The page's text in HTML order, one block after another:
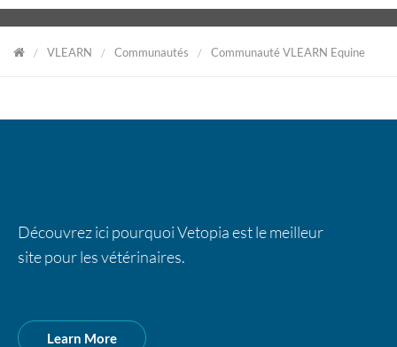
VLEARN Communautés Communauté VLEARN Equine
Découvrez ici pourquoi Vetopia est le meilleur
site pour les vétérinaires.
Learn More